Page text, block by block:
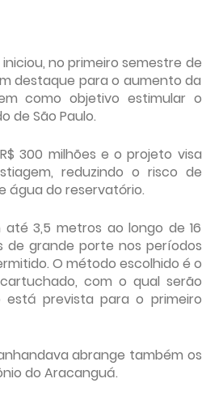
no primeiro semestre de
destaque para o aumento da
como objetivo estimular o
de São Paulo.
300 milhões e o projeto visa
reduzindo o risco de
água do reservatório.
3,5 metros ao longo de 16
de grande porte nos períodos
O método escolhido é o
com o qual serão
está prevista para o primeiro
abrange também os
do Aracanguá.